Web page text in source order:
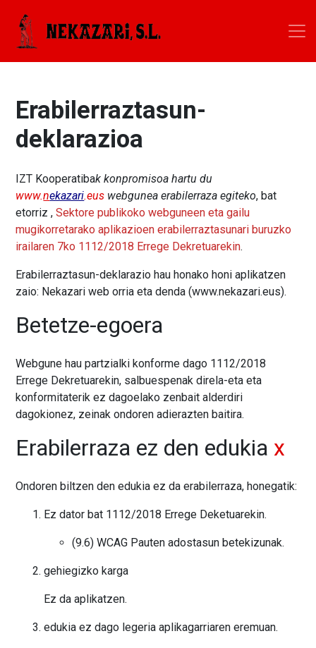
Erabilerraztasun-
deklarazioa
IZT Kooperatibak konpromisoa hartu du
www.nekazari.eus webgunea erabilerraza egiteko, bat
etorriz ,Sektore publikoko webguneen eta gailu
mugikorretarako aplikazioen erabilerraztasunari buruzko
irailaren 7ko 1112/2018 Errege Dekretuarekin.
Erabilerraztasun-deklarazio hau honako honi aplikatzen
zaio: Nekazari web orria eta denda (www.nekazari.eus).
Betetze-egoera
Webgune hau partzialki konforme dago 1112/2018
Errege Dekretuarekin, salbuespenak direla-eta eta
konformitaterik ez dagoelako zenbait alderdiri
dagokionez, zeinak ondoren adierazten baitira.
Erabilerraza ez den edukia x
Ondoren biltzen den edukia ez da erabilerraza, honegatik:
Ez dator bat 1112/2018 Errege Deketuarekin.
(9.6) WCAG Pauten adostasun betekizunak.
gehiegizko karga
Ez da aplikatzen.
edukia ez dago legeria aplikagarriaren eremuan.